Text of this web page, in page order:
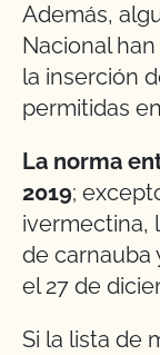
Además,
Nacional
la inserción
permitidas
La norma
2019;
ivermectina,
de carnauba
el 27 de
Si la lista de